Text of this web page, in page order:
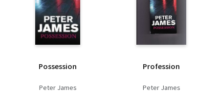
Possession
Peter James
Profession
Peter James